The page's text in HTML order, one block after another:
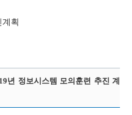
획
년 정보시스템 모의훈련 추진 계